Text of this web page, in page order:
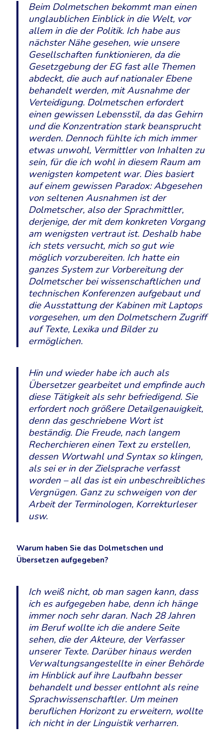
Beim Dolmetschen bekommt man einen
unglaublichen Einblick in die Welt, vor
allem in die der Politik. Ich habe aus
nächster Nähe gesehen, wie unsere
Gesellschaften funktionieren, da die
Gesetzgebung der EG fast alle Themen
abdeckt, die auch auf nationaler Ebene
behandelt werden, mit Ausnahme der
Verteidigung. Dolmetschen erfordert
einen gewissen Lebensstil, da das Gehirn
und die Konzentration stark beansprucht
werden. Dennoch fühlte ich mich immer
etwas unwohl, Vermittler von Inhalten zu
sein, für die ich wohl in diesem Raum am
wenigsten kompetent war. Dies basiert
auf einem gewissen Paradox: Abgesehen
von seltenen Ausnahmen ist der
Dolmetscher, also der Sprachmittler,
derjenige, der mit dem konkreten Vorgang
am wenigsten vertraut ist. Deshalb habe
ich stets versucht, mich so gut wie
möglich vorzubereiten. Ich hatte ein
ganzes System zur Vorbereitung der
Dolmetscher bei wissenschaftlichen und
technischen Konferenzen aufgebaut und
die Ausstattung der Kabinen mit Laptops
vorgesehen, um den Dolmetschern Zugriff
auf Texte, Lexika und Bilder zu
ermöglichen.
Hin und wieder habe ich auch als
Übersetzer gearbeitet und empfinde auch
diese Tätigkeit als sehr befriedigend. Sie
erfordert noch größere Detailgenauigkeit,
denn das geschriebene Wort ist
beständig. Die Freude, nach langem
Recherchieren einen Text zu erstellen,
dessen Wortwahl und Syntax so klingen,
als sei er in der Zielsprache verfasst
worden – all das ist ein unbeschreibliches
Vergnügen. Ganz zu schweigen von der
Arbeit der Terminologen, Korrekturleser
usw.
Warum haben Sie das Dolmetschen und
Übersetzen aufgegeben?
Ich weiß nicht, ob man sagen kann, dass
ich es aufgegeben habe, denn ich hänge
immer noch sehr daran. Nach 28 Jahren
im Beruf wollte ich die andere Seite
sehen, die der Akteure, der Verfasser
unserer Texte. Darüber hinaus werden
Verwaltungsangestellte in einer Behörde
im Hinblick auf ihre Laufbahn besser
behandelt und besser entlohnt als reine
Sprachwissenschaftler. Um meinen
beruflichen Horizont zu erweitern, wollte
ich nicht in der Linguistik verharren.